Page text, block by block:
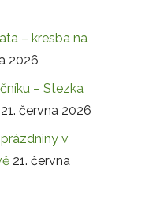
– kresba na
2026
– Stezka
21. června 2026
v
21. června